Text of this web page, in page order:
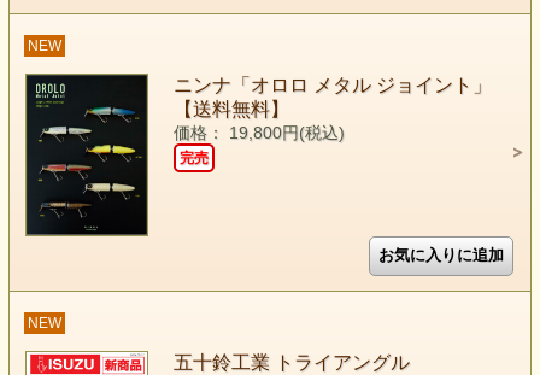
NEW
ニンナ「オロロ メタル ジョイント」
【送料無料】
価格： 19,800円(税込)
完売
NEW
五十鈴工業 トライアングル